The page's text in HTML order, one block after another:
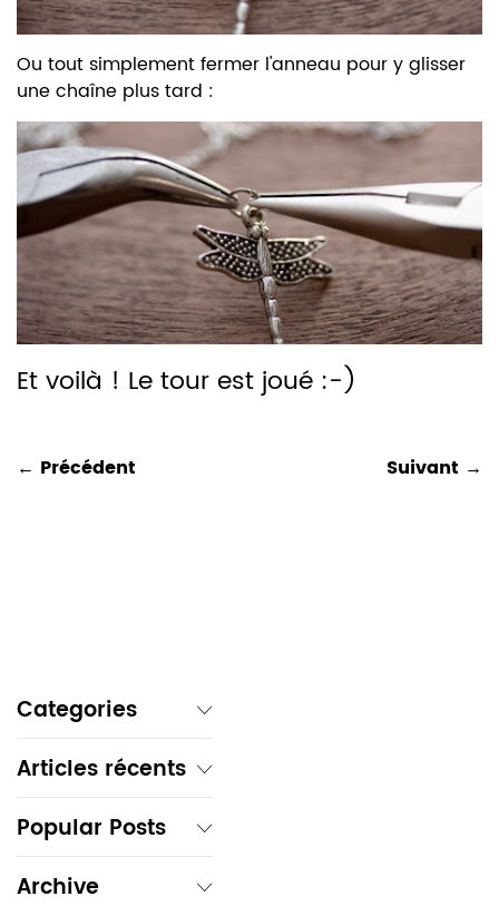
Ou tout simplementfermer l'anneau pour y glisser
une chaîne plus tard :
Et voilà ! Le tour est joué :-)
← Précédent Suivant →
Categories
Articles récents
Popular Posts
Archive